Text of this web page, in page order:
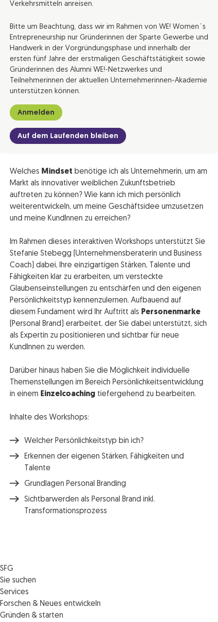
Verkehrsmitteln anreisen.
Bitte um Beachtung, dass wir im Rahmen von WE! Women`s
Entrepreneurship nur Gründerinnen der Sparte Gewerbe und
Handwerk in der Vorgründungsphase und innerhalb der
ersten fünf Jahre der erstmaligen Geschäftstätigkeit sowie
Gründerinnen des Alumni WE!-Netzwerkes und
Teilnehmerinnen der aktuellen Unternehmerinnen-Akademie
unterstützen können.
Anmelden
Auf dem Laufenden bleiben
Welches Mindset benötige ich als Unternehmerin, um am
Markt als innovativer weiblichen Zukunftsbetrieb
auftreten zu können? Wie kann ich mich persönlich
weiterentwickeln, um meine Geschäftsidee umzusetzen
und meine KundInnen zu erreichen?
Im Rahmen dieses interaktiven Workshops unterstützt Sie
Stefanie Stebegg (Unternehmensberaterin und Business
Coach) dabei, Ihre einzigartigen Stärken, Talente und
Fähigkeiten klar zu erarbeiten, um versteckte
Glaubenseinstellungen zu entschärfen und den eigenen
Persönlichkeitstyp kennenzulernen. Aufbauend auf
diesem Fundament wird Ihr Auftritt als Personenmarke
(Personal Brand) erarbeitet, der Sie dabei unterstützt, sich
als Expertin zu positionieren und sichtbar für neue
KundInnen zu werden.
Darüber hinaus haben Sie die Möglichkeit individuelle
Themenstellungen im Bereich Persönlichkeitsentwicklung
in einem Einzelcoaching tiefergehend zu bearbeiten.
Inhalte des Workshops:
Welcher Persönlichkeitstyp bin ich?
Erkennen der eigenen Stärken, Fähigkeiten und
Talente
Grundlagen Personal Branding
Sichtbarwerden als Personal Brand inkl.
Transformationsprozess
SFG
Die SFG
Jobs
Medienservice
Informiert bleiben
Sie suchen
Förderungen
Finanzierungen
Standortentwicklung
Services
Veranstaltungen
News
Forschen & Neues entwickeln
Standortcoaching
Gründen & starten